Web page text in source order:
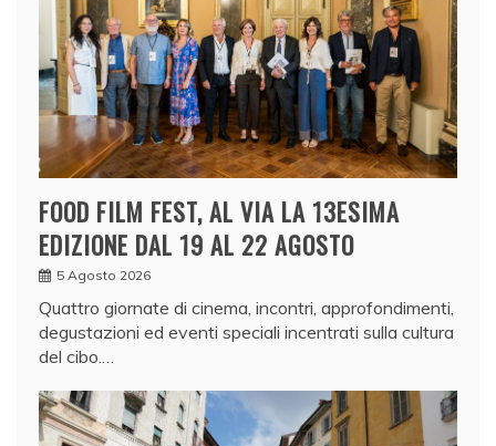
FOOD FILM FEST, AL VIA LA 13ESIMA
EDIZIONE DAL 19 AL 22 AGOSTO
5 Agosto 2026
Quattro giornate di cinema, incontri, approfondimenti,
degustazioni ed eventi speciali incentrati sulla cultura
del cibo.…